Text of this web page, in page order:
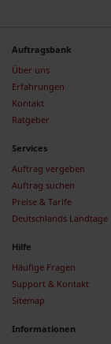
Auftragsbank
Über uns
Erfahrungen
Kontakt
Ratgeber
Services
Auftrag vergeben
Auftrag suchen
Preise & Tarife
Deutschlands Landtage
Hilfe
Häufige Fragen
Support & Kontakt
Sitemap
Informationen